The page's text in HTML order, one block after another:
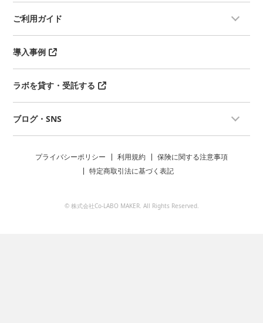
ご利用ガイド
導入事例
ラボを貸す・受託する
ブログ・SNS
プライバシーポリシー 利用規約
保険に関する注意事項
特定商取引法に基づく表記
© 株式会社Co-LABO MAKER. All Rights Reserved.